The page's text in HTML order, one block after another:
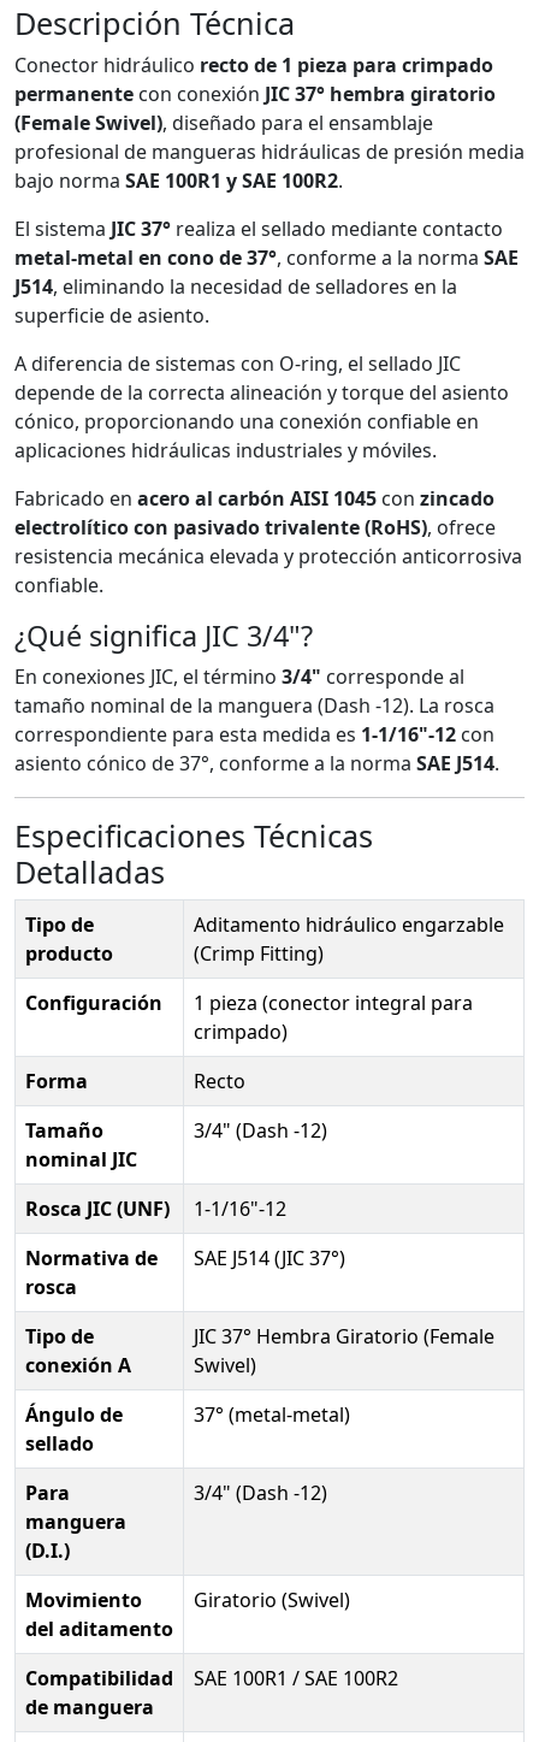
Descripción Técnica
Conector hidráulico recto de 1 pieza para crimpado
permanente con conexión JIC 37° hembra giratorio
(Female Swivel), diseñado para el ensamblaje
profesional de mangueras hidráulicas de presión media
bajo norma SAE 100R1 y SAE 100R2.
El sistema JIC 37° realiza el sellado mediante contacto
metal-metal en cono de 37°, conforme a la norma SAE
J514, eliminando la necesidad de selladores en la
superficie de asiento.
A diferencia de sistemas con O-ring, el sellado JIC
depende de la correcta alineación y torque del asiento
cónico, proporcionando una conexión confiable en
aplicaciones hidráulicas industriales y móviles.
Fabricado en acero al carbón AISI 1045 con zincado
electrolítico con pasivado trivalente (RoHS), ofrece
resistencia mecánica elevada y protección anticorrosiva
confiable.
¿Qué significa JIC 3/4"?
En conexiones JIC, el término 3/4" corresponde al
tamaño nominal de la manguera (Dash -12). La rosca
correspondiente para esta medida es 1-1/16"-12 con
asiento cónico de 37°, conforme a la norma SAE J514.
Especificaciones Técnicas
Detalladas
Tipo de
producto
Aditamento hidráulico engarzable
(Crimp Fitting)
Configuración
1 pieza (conector integral para
crimpado)
Forma
Recto
Tamaño
nominal JIC
3/4" (Dash -12)
Rosca JIC (UNF)
1-1/16"-12
Normativa de
rosca
SAE J514 (JIC 37°)
Tipo de
conexión A
JIC 37° Hembra Giratorio (Female
Swivel)
Ángulo de
sellado
37° (metal-metal)
Para
manguera
(D.I.)
3/4" (Dash -12)
Movimiento
del aditamento
Giratorio (Swivel)
Compatibilidad
de manguera
SAE 100R1 / SAE 100R2